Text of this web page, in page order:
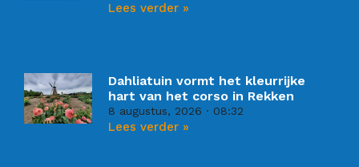
Lees verder »
Dahliatuin vormt het kleurrijke
hart van het corso in Rekken
8 augustus, 2026 08:32
Lees verder »